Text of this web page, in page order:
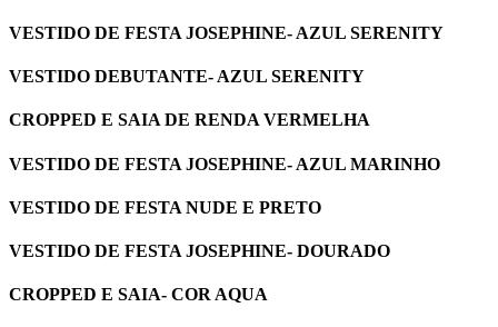
VESTIDO DE FESTA JOSEPHINE- AZUL SERENITY
VESTIDO DEBUTANTE- AZUL SERENITY
CROPPED E SAIA DE RENDA VERMELHA
VESTIDO DE FESTA JOSEPHINE- AZUL MARINHO
VESTIDO DE FESTA NUDE E PRETO
VESTIDO DE FESTA JOSEPHINE- DOURADO
CROPPED E SAIA- COR AQUA